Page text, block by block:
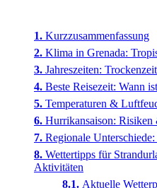
Kurzzusammenfassung
Klima in Grenada:
Jahreszeiten:
Beste Reisezeit: Wann
Temperaturen &
Hurrikansaison: Risiken
Regionale
Wettertipps für
Aktivitäten
Aktuelle